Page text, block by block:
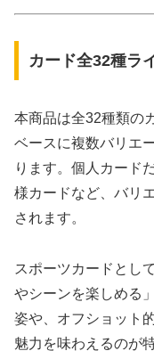
カード全32種ラ
本商品は全32種類の
ベースに複数バリエ
ります。個人カード
様カードなど、バリ
されます。
スポーツカードとし
やシーンを楽しめる
姿や、オフショット
魅力を味わえるのが